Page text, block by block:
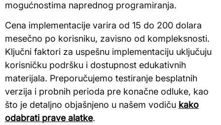
mogućnostima naprednog programiranja.
Cena implementacije varira od 15 do 200 dolara
mesečno po korisniku, zavisno od kompleksnosti.
Ključni faktori za uspešnu implementaciju uključuju
korisničku podršku i dostupnost edukativnih
materijala. Preporučujemo testiranje besplatnih
verzija i probnih perioda pre konačne odluke, kao
što je detaljno objašnjeno u našem vodiču kako
odabrati prave alatke.